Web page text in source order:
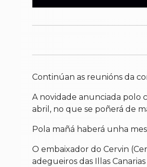
Continúan as reunións da
A novidade anunciada polo
abril, no que se poñerá de
Pola mañá haberá unha
O embaixador do Cervin
adegueiros das Illas